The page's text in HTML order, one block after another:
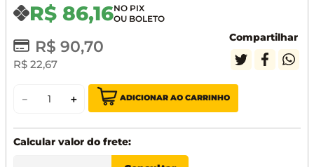
R$ 86,16
R$ 90,70
R$ 22,67
Compartilhar
＋
－ ADICIONAR AO CARRINHO